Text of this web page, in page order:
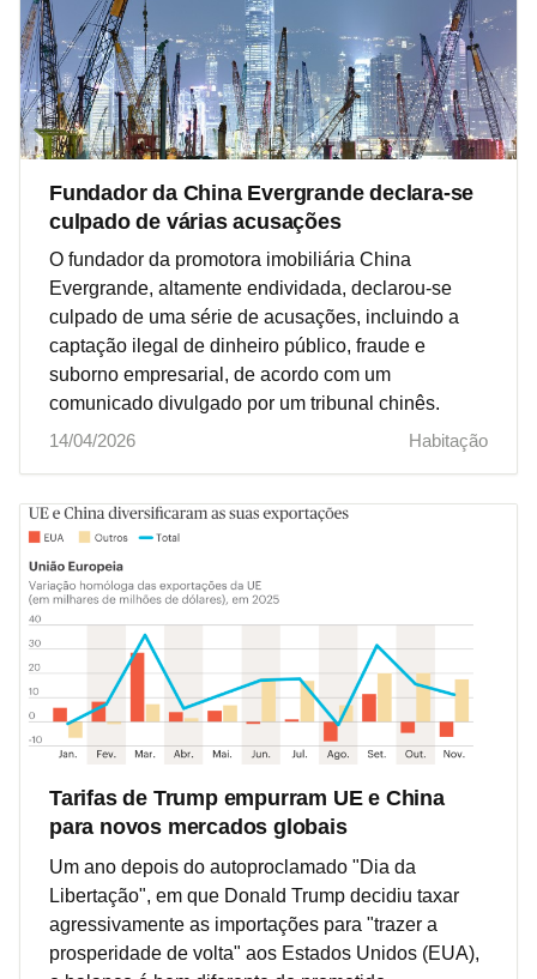
Fundador da China Evergrande declara-se
culpado de várias acusações
O fundador da promotora imobiliária China
Evergrande, altamente endividada, declarou-se
culpado de uma série de acusações, incluindo a
captação ilegal de dinheiro público, fraude e
suborno empresarial, de acordo com um
comunicado divulgado por um tribunal chinês.
14/04/2026
Habitação
Tarifas de Trump empurram UE e China
para novos mercados globais
Um ano depois do autoproclamado "Dia da
Libertação", em que Donald Trump decidiu taxar
agressivamente as importações para "trazer a
prosperidade de volta" aos Estados Unidos (EUA),